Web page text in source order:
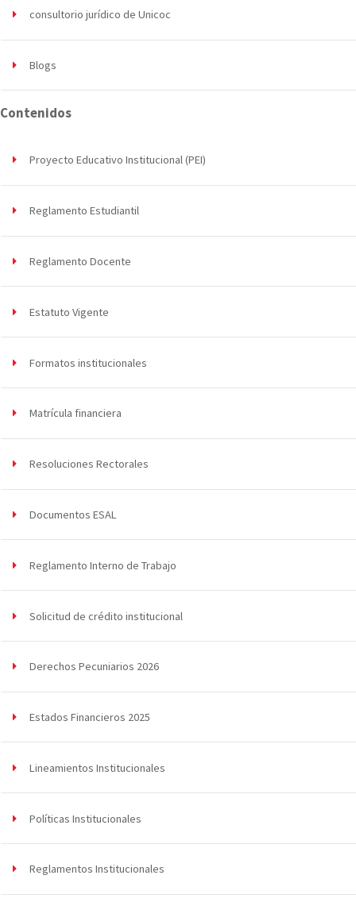
consultorio jurídico de Unicoc
Blogs
Contenidos
Proyecto Educativo Institucional (PEI)
Reglamento Estudiantil
Reglamento Docente
Estatuto Vigente
Formatos institucionales
Matrícula financiera
Resoluciones Rectorales
Documentos ESAL
Reglamento Interno de Trabajo
Solicitud de crédito institucional
Derechos Pecuniarios 2026
Estados Financieros 2025
Lineamientos Institucionales
Políticas Institucionales
Reglamentos Institucionales